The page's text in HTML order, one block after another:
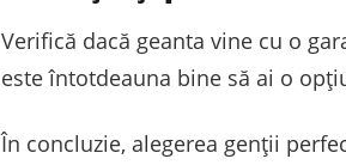
Verifică dacă geanta vine cu o
este întotdeauna bine să ai o
În concluzie, alegerea genții